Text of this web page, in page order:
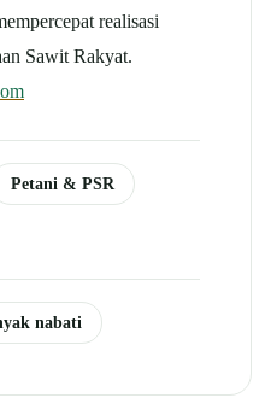
realisasi
Sawit Rakyat.
Petani & PSR
nabati